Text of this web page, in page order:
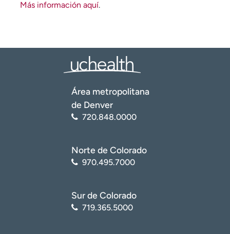
Más información aquí.
Área metropolitana
de Denver
720.848.0000
Norte de Colorado
970.495.7000
Sur de Colorado
719.365.5000